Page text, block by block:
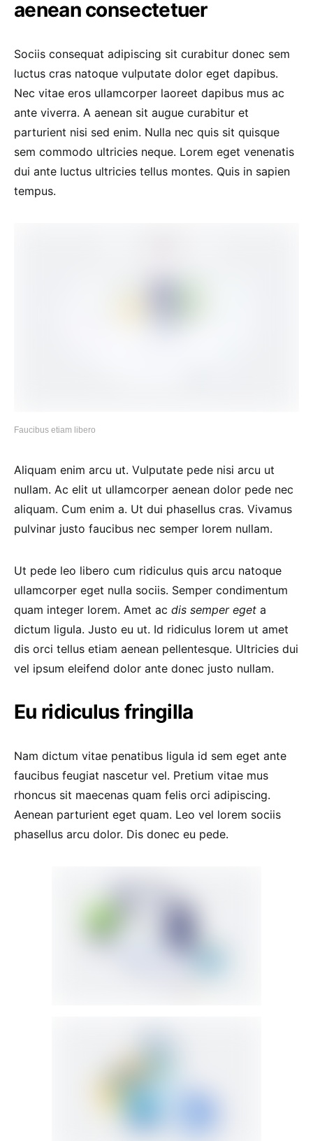
aenean consectetuer
Sociis consequat adipiscing sit curabitur donec sem
luctus cras natoque vulputate dolor eget dapibus.
Nec vitae eros ullamcorper laoreet dapibus mus ac
ante viverra. A aenean sit augue curabitur et
parturient nisi sed enim. Nulla nec quis sit quisque
sem commodo ultricies neque. Lorem eget venenatis
dui ante luctus ultricies tellus montes. Quis in sapien
tempus.
Faucibus etiam libero
Aliquam enim arcu ut. Vulputate pede nisi arcu ut
nullam. Ac elit ut ullamcorper aenean dolor pede nec
aliquam. Cum enim a. Ut dui phasellus cras. Vivamus
pulvinar justo faucibus nec semper lorem nullam.
Ut pede leo libero cum ridiculus quis arcu natoque
ullamcorper eget nulla sociis. Semper condimentum
quam integer lorem. Amet ac dis semper eget a
dictum ligula. Justo eu ut. Id ridiculus lorem ut amet
dis orci tellus etiam aenean pellentesque. Ultricies dui
vel ipsum eleifend dolor ante donec justo nullam.
Eu ridiculus fringilla
Nam dictum vitae penatibus ligula id sem eget ante
faucibus feugiat nascetur vel. Pretium vitae mus
rhoncus sit maecenas quam felis orci adipiscing.
Aenean parturient eget quam. Leo vel lorem sociis
phasellus arcu dolor. Dis donec eu pede.